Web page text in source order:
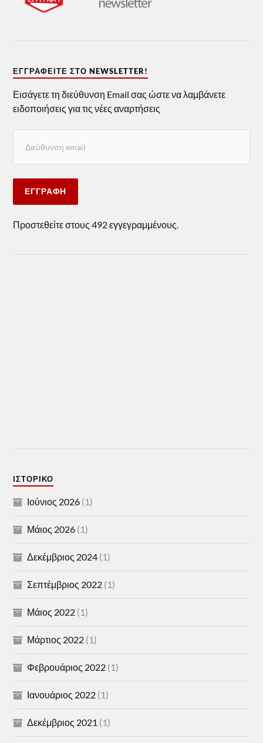
ΕΓΓΡΑΦΕΊΤΕ ΣΤΟ NEWSLETTER!
Εισάγετε τη διεύθυνση Email σας ώστε να λαμβάνετε
ειδοποιήσεις για τις νέες αναρτήσεις
ΕΓΓΡΑΦΉ
Προστεθείτε στους 492 εγγεγραμμένους.
ΙΣΤΟΡΙΚΌ
Ιούνιος 2026 (1)
Μάιος 2026 (1)
Δεκέμβριος 2024 (1)
Σεπτέμβριος 2022 (1)
Μάιος 2022 (1)
Μάρτιος 2022 (1)
Φεβρουάριος 2022 (1)
Ιανουάριος 2022 (1)
Δεκέμβριος 2021 (1)